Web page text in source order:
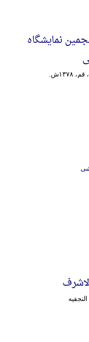
نمایشگاه
، قم، ۱۳۷۸ش.